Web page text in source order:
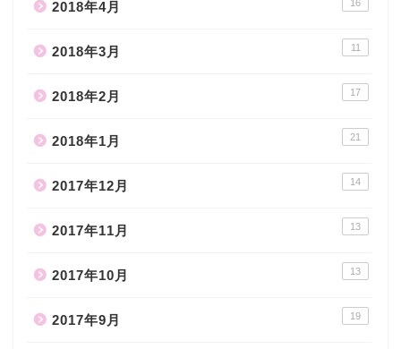
2018年4月 16
2018年3月 11
2018年2月 17
2018年1月 21
2017年12月 14
2017年11月 13
2017年10月 13
2017年9月 19